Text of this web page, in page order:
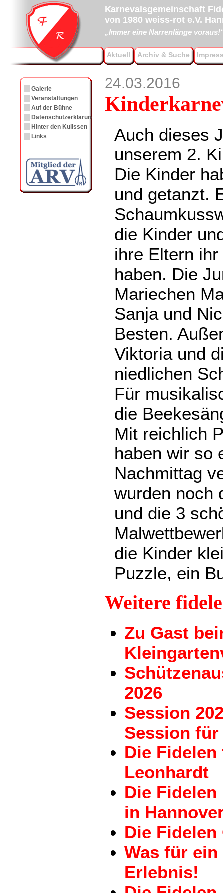
Karnevalsgemeinschaft
von 1980 weiss-rot e.V.
„Immer eine Narrenlänge
Aktuell Archiv & Suche
24.03.2016
Auch dieses
unserem 2.
Die Kinder
und getanzt.
die Kinder
ihre Eltern
haben. Die
Mariechen
Sanja und
Besten.
Viktoria und
niedlichen
Für
die
Mit reichlich
haben wir so
Nachmittag
wurden noch
und die 3
die Kinder
Puzzle, ein
Weitere
Zu Gast
2026
Session
Session
Die
Leonhardt
Die
in
Die Fidelen
Was für
Erlebnis!
Galerie
Veranstaltungen
Auf der Bühne
Datenschutzerklärung
Hinter den Kulissen
Links